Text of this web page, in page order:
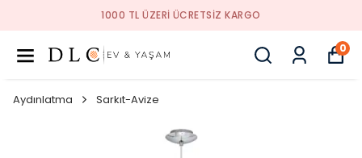
1000 TL ÜZERI ÜCRETSIZ KARGO
0
Aydınlatma Sarkıt-Avize